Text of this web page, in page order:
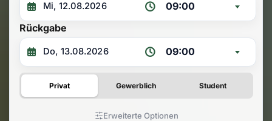
09:00
Rückgabe
09:00
Privat Gewerblich Student
Erweiterte Optionen